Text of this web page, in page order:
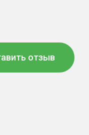
отзыв